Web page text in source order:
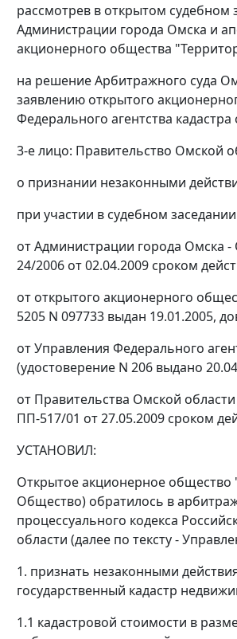
рассмотрев в открытом
Администрации города Омска и
акционерного общества
на решение Арбитражного суда
заявлению открытого
Федерального агентства
3-е лицо: Правительство Омской
о признании незаконными
при участии в судебном
от Администрации города Омска -
24/2006 от 02.04.2009 сроком
от открытого акционерного
5205 N 097733 выдан 19.01.2005,
от Управления Федерального
(удостоверение N 206 выдано
от Правительства Омской
ПП-517/01 от 27.05.2009 сроком
УСТАНОВИЛ:
Открытое акционерное общество
Общество) обратилось в
процессуального кодекса
области (далее по тексту -
1. признать незаконными
государственный кадастр
1.1 кадастровой стоимости в